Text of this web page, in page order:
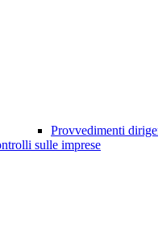
Provvedimenti
sulle imprese